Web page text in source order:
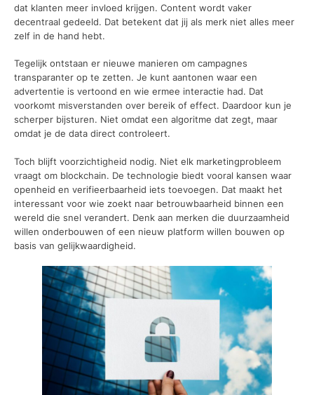
dat klanten meer invloed krijgen. Content wordt vaker
decentraal gedeeld. Dat betekent dat jij als merk niet alles meer
zelf in de hand hebt.
Tegelijk ontstaan er nieuwe manieren om campagnes
transparanter op te zetten. Je kunt aantonen waar een
advertentie is vertoond en wie ermee interactie had. Dat
voorkomt misverstanden over bereik of effect. Daardoor kun je
scherper bijsturen. Niet omdat een algoritme dat zegt, maar
omdat je de data direct controleert.
Toch blijft voorzichtigheid nodig. Niet elk marketingprobleem
vraagt om blockchain. De technologie biedt vooral kansen waar
openheid en verifieerbaarheid iets toevoegen. Dat maakt het
interessant voor wie zoekt naar betrouwbaarheid binnen een
wereld die snel verandert. Denk aan merken die duurzaamheid
willen onderbouwen of een nieuw platform willen bouwen op
basis van gelijkwaardigheid.